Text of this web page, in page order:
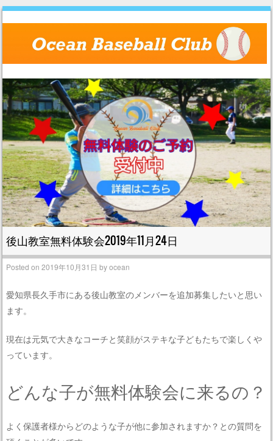
Menu
Skip to content
後山教室無料体験会2019年11月24日
Posted on2019年10月31日 byocean
愛知県長久手市にある後山教室のメンバーを追加募集したいと思い
ます。
現在は元気で大きなコーチと笑顔がステキな子どもたちで楽しくや
っています。
どんな子が無料体験会に来るの？
よく保護者様からどのような子が他に参加されますか？との質問を